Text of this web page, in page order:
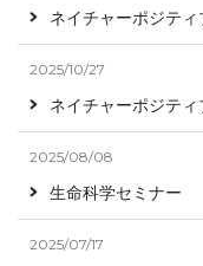
ネイチャーポジテ
2025/10/27
ネイチャーポジテ
2025/08/08
生命科学セミナー
2025/07/17